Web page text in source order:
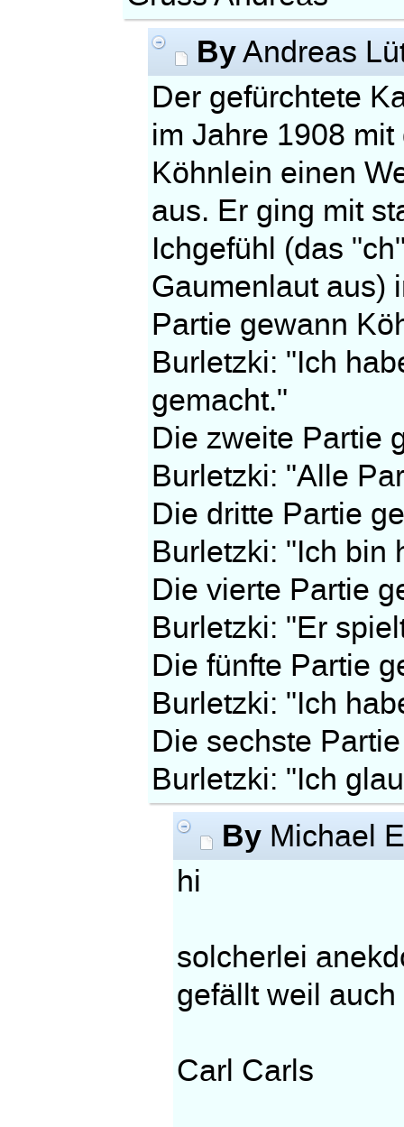
ByAndreas
Der gefürchtete
im Jahre 1908
Köhnlein einen
aus. Er ging mit
Ichgefühl (das
Gaumenlaut aus)
Partie gewann
Burletzki: "Ich
gemacht."
Die zweite Partie
Burletzki: "Alle
Die dritte Partie
Burletzki: "Ich bin
Die vierte Partie
Burletzki: "Er
Die fünfte Partie
Burletzki: "Ich
Die sechste
Burletzki: "Ich
By Michael
hi
solcherlei
gefällt weil
Carl Carls